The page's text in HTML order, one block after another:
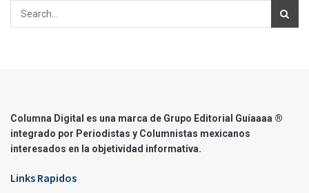
Columna Digital es una marca de Grupo Editorial Guíaaaa ®
integrado por Periodistas y Columnistas mexicanos
interesados en la objetividad informativa.
Links Rapidos